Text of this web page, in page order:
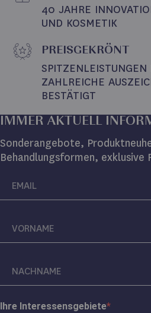
40 JAHRE
UND KOSMETIK
PREISGEKRÖNT
SPITZENLEISTUNGEN
ZAHLREICHE
BESTÄTIGT
IMMER AKTUELL
Sonderangebote,
Behandlungsformen, exklusive
Ihre Interessensgebiete